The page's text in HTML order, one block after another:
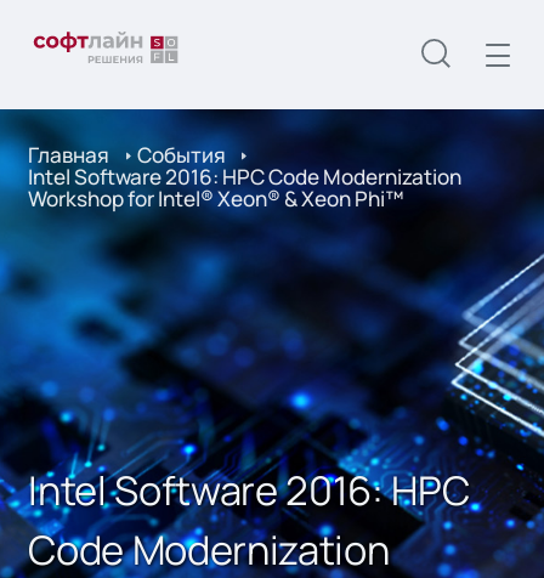
Главная События
Intel Software 2016: HPC Code Modernization
Workshop for Intel® Xeon® & Xeon Phi™
Intel Software 2016: HPC
Code Modernization